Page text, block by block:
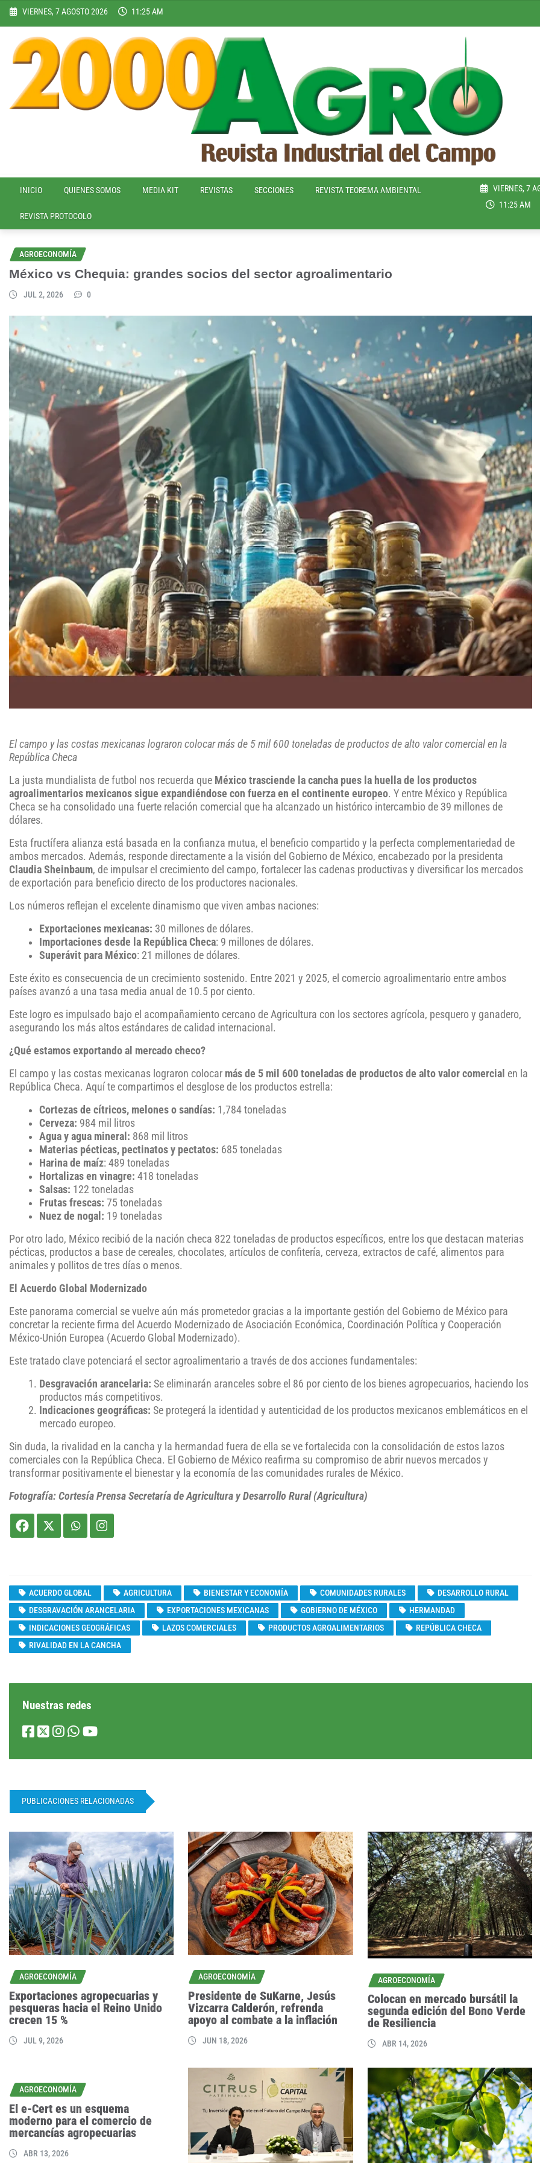
Skip
content
VIERNES, 7 AGOSTO 2026 11:25 AM
INICIO QUIENES SOMOS MEDIA KIT REVISTAS SECCIONES REVISTA TEOREMA AMBIENTAL
REVISTA PROTOCOLO
VIERNES, 7
11:25 AM
AGROECONOMÍA
México vs Chequia: grandes socios del sector agroalimentario
JUL 2, 2026 0
El campo y las costas mexicanas lograron colocar más de 5 mil 600 toneladas de productos de alto valor comercial en la
República Checa
La justa mundialista de futbol nos recuerda que México trasciende la cancha pues la huella de los productos
agroalimentarios mexicanos sigue expandiéndose con fuerza en el continente europeo. Y entre México y República
Checa se ha consolidado una fuerte relación comercial que ha alcanzado un histórico intercambio de 39 millones de
dólares.
Esta fructífera alianza está basada en la confianza mutua, el beneficio compartido y la perfecta complementariedad de
ambos mercados. Además, responde directamente a la visión del Gobierno de México, encabezado por la presidenta
Claudia Sheinbaum, de impulsar el crecimiento del campo, fortalecer las cadenas productivas y diversificar los mercados
de exportación para beneficio directo de los productores nacionales.
Los números reflejan el excelente dinamismo que viven ambas naciones:
Exportaciones mexicanas: 30 millones de dólares.
Importaciones desde la República Checa: 9 millones de dólares.
Superávit para México: 21 millones de dólares.
Este éxito es consecuencia de un crecimiento sostenido. Entre 2021 y 2025, el comercio agroalimentario entre ambos
países avanzó a una tasa media anual de 10.5 por ciento.
Este logro es impulsado bajo el acompañamiento cercano de Agricultura con los sectores agrícola, pesquero y ganadero,
asegurando los más altos estándares de calidad internacional.
¿Qué estamos exportando al mercado checo?
El campo y las costas mexicanas lograron colocar más de 5 mil 600 toneladas de productos de alto valor comercial en la
República Checa. Aquí te compartimos el desglose de los productos estrella:
Cortezas de cítricos, melones o sandías: 1,784 toneladas
Cerveza: 984 mil litros
Agua y agua mineral: 868 mil litros
Materias pécticas, pectinatos y pectatos: 685 toneladas
Harina de maíz: 489 toneladas
Hortalizas en vinagre: 418 toneladas
Salsas: 122 toneladas
Frutas frescas: 75 toneladas
Nuez de nogal: 19 toneladas
Por otro lado, México recibió de la nación checa 822 toneladas de productos específicos, entre los que destacan materias
pécticas, productos a base de cereales, chocolates, artículos de confitería, cerveza, extractos de café, alimentos para
animales y pollitos de tres días o menos.
El Acuerdo Global Modernizado
Este panorama comercial se vuelve aún más prometedor gracias a la importante gestión del Gobierno de México para
concretar la reciente firma del Acuerdo Modernizado de Asociación Económica, Coordinación Política y Cooperación
México-Unión Europea (Acuerdo Global Modernizado).
Este tratado clave potenciará el sector agroalimentario a través de dos acciones fundamentales:
Desgravación arancelaria: Se eliminarán aranceles sobre el 86 por ciento de los bienes agropecuarios, haciendo los
productos más competitivos.
Indicaciones geográficas: Se protegerá la identidad y autenticidad de los productos mexicanos emblemáticos en el
mercado europeo.
Sin duda, la rivalidad en la cancha y la hermandad fuera de ella se ve fortalecida con la consolidación de estos lazos
comerciales con la República Checa. El Gobierno de México reafirma su compromiso de abrir nuevos mercados y
transformar positivamente el bienestar y la economía de las comunidades rurales de México.
Fotografía: Cortesía Prensa Secretaría de Agricultura y Desarrollo Rural (Agricultura)
ACUERDO GLOBAL AGRICULTURA BIENESTAR Y ECONOMÍA COMUNIDADES RURALES
DESARROLLO RURAL
DESGRAVACIÓN ARANCELARIA
EXPORTACIONES MEXICANAS GOBIERNO DE MÉXICO
HERMANDAD
INDICACIONES GEOGRÁFICAS
LAZOS COMERCIALES PRODUCTOS AGROALIMENTARIOS
REPÚBLICA CHECA
RIVALIDAD EN LA CANCHA
Nuestras redes
PUBLICACIONES RELACIONADAS
AGROECONOMÍA
Exportaciones agropecuarias y
pesqueras hacia el Reino Unido
crecen 15 %
JUL 9, 2026
AGROECONOMÍA
Presidente de SuKarne, Jesús
Vizcarra Calderón, refrenda
apoyo al combate a la inflación
JUN 18, 2026
AGROECONOMÍA
Colocan en mercado bursátil la
segunda edición del Bono Verde
de Resiliencia
ABR 14, 2026
AGROECONOMÍA
El e-Cert es un esquema
moderno para el comercio de
mercancías agropecuarias
ABR 13, 2026